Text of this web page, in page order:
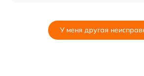
У меня другая